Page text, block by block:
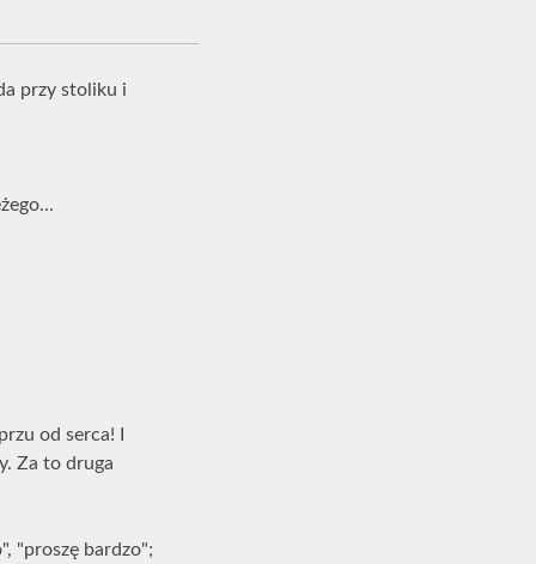
przy stoliku i
od serca! I
Za to druga
"proszę bardzo";